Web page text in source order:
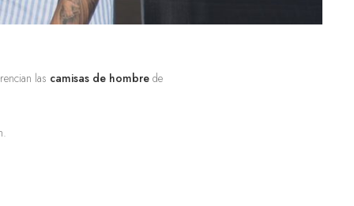
las camisas de hombre de